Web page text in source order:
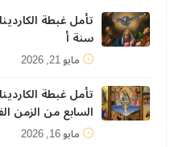
تأمل غبطة
سنة أ
مايو 21, 2026
تأمل غبطة
السابع من الزمن
مايو 16, 2026